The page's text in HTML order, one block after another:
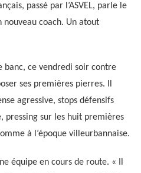
passé par l’ASVEL, parle le
nouveau coach. Un atout
banc, ce vendredi soir contre
ses premières pierres. Il
agressive, stops défensifs
pressing sur les huit premières
à l’époque villeurbannaise.
équipe en cours de route. « Il